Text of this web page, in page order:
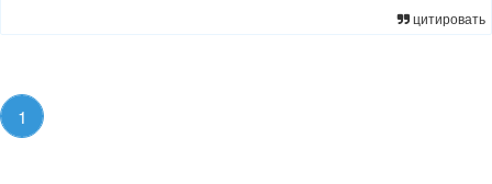
цитировать
1